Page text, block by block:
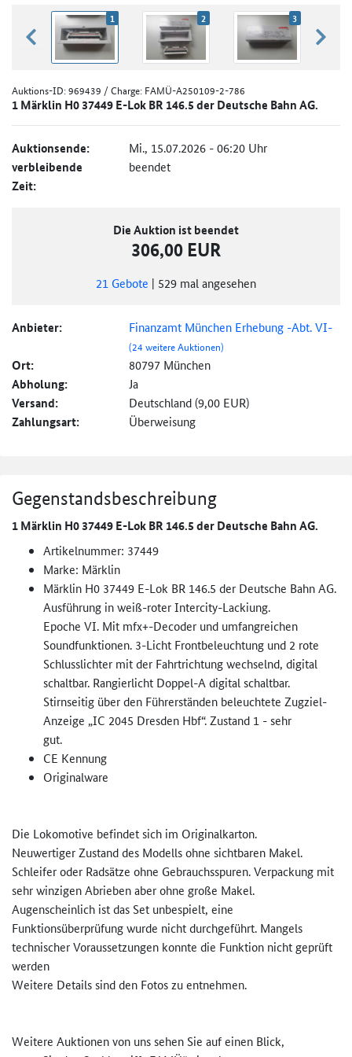
zurück blättern
1 2 3
Auktions-ID:969439 / Charge: FAMÜ-A250109-2-786
1 Märklin H0 37449 E-Lok BR 146.5 der Deutsche Bahn AG.
Auktionsende: Mi., 15.07.2026 - 06:20 Uhr
verbleibende
Zeit:
beendet
Die Auktion ist beendet
306,00 EUR
21 Gebote | 529 mal angesehen
Anbieter: Finanzamt München Erhebung -Abt. VI-
(24 weitere Auktionen)
Ort: 80797 München
Abholung: Ja
Versand: Deutschland (9,00 EUR)
Zahlungsart: Überweisung
Gegenstandsbeschreibung
1 Märklin H0 37449 E-Lok BR 146.5 der Deutsche Bahn AG.
Artikelnummer: 37449
Marke: Märklin
Märklin H0 37449 E-Lok BR 146.5 der Deutsche Bahn AG.
Ausführung in weiß-roter Intercity-Lackiung.
Epoche VI. Mit mfx+-Decoder und umfangreichen
Soundfunktionen. 3-Licht Frontbeleuchtung und 2 rote
Schlusslichter mit der Fahrtrichtung wechselnd, digital
schaltbar. Rangierlicht Doppel-A digital schaltbar.
Stirnseitig über den Führerständen beleuchtete Zugziel-
Anzeige „IC 2045 Dresden Hbf“. Zustand 1 - sehr
gut.
CE Kennung
Originalware
Die Lokomotive befindet sich im Originalkarton.
Neuwertiger Zustand des Modells ohne sichtbaren Makel.
Schleifer oder Radsätze ohne Gebrauchsspuren. Verpackung mit
sehr winzigen Abrieben aber ohne große Makel.
Augenscheinlich ist das Set unbespielt, eine
Funktionsüberprüfung wurde nicht durchgeführt. Mangels
technischer Voraussetzungen konnte die Funktion nicht geprüft
werden
Weitere Details sind den Fotos zu entnehmen.
Weitere Auktionen von uns sehen Sie auf einen Blick,